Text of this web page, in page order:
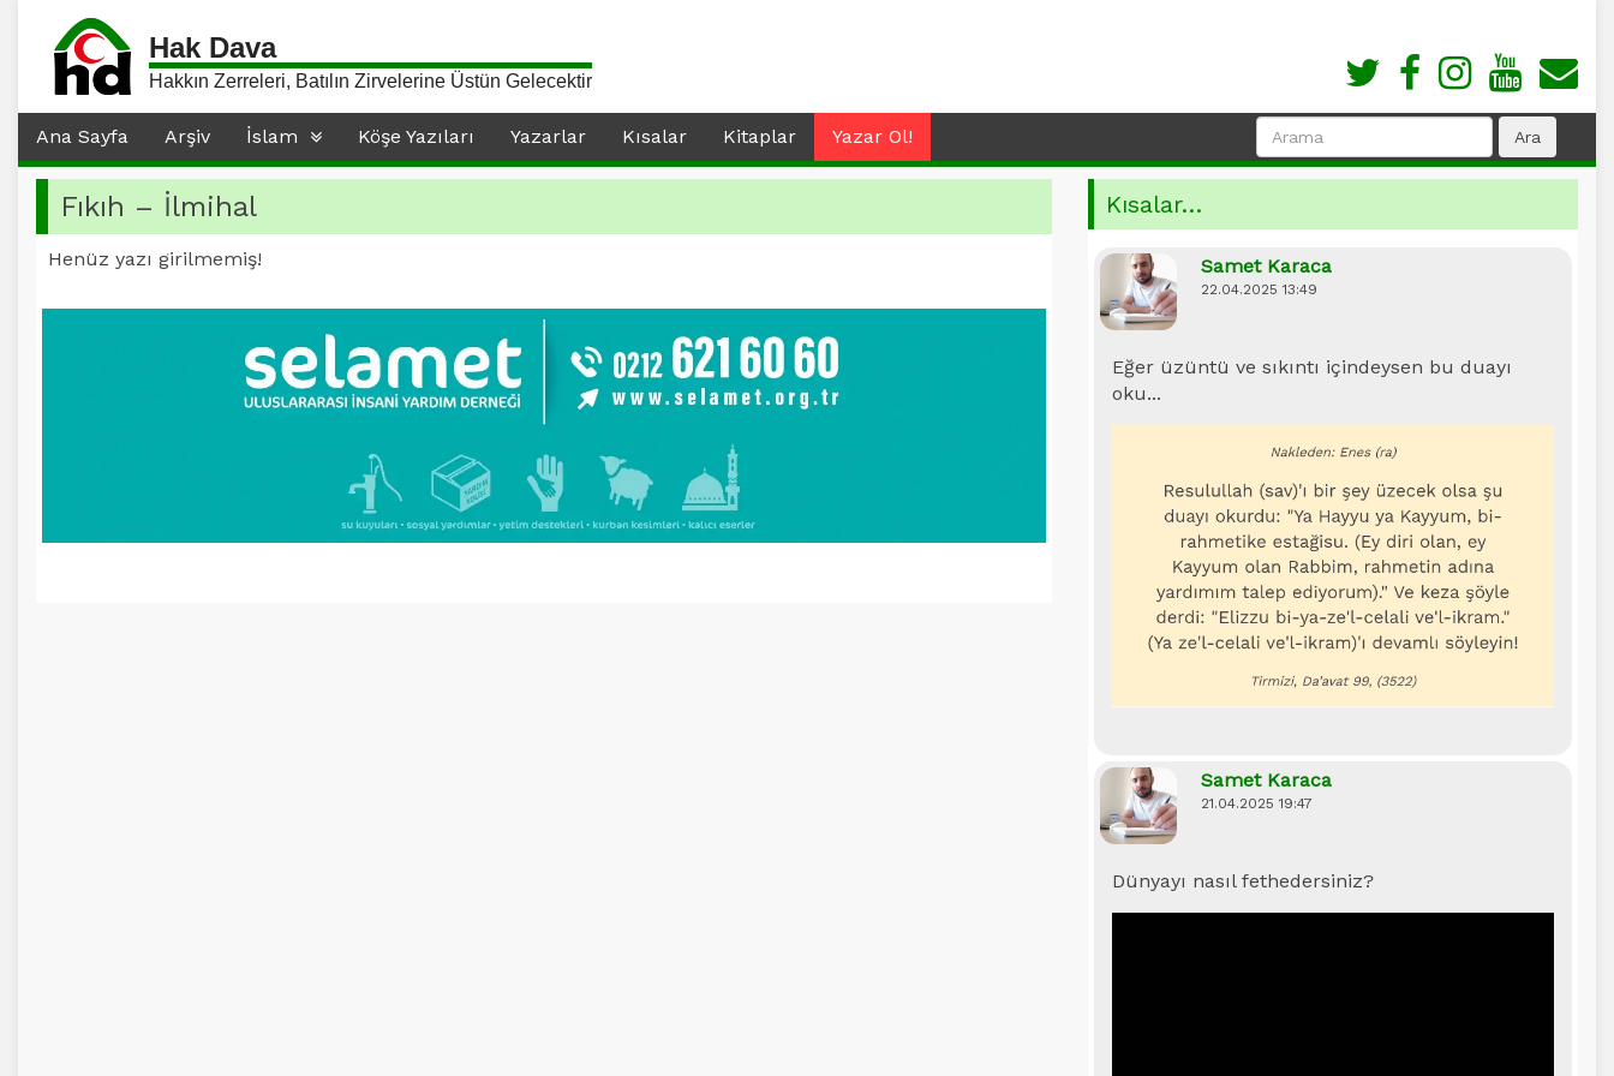
Hak Dava
Hakkın Zerreleri, Batılın Zirvelerine Üstün Gelecektir
Ana Sayfa Arşiv İslam Köşe Yazıları Yazarlar Kısalar Kitaplar Yazar Ol!
Fıkıh – İlmihal
Henüz yazı girilmemiş!
Kısalar…
Samet Karaca
22.04.2025 13:49
Eğer üzüntü ve sıkıntı içindeysen bu duayı
oku...
Samet Karaca
21.04.2025 19:47
Dünyayı nasıl fethedersiniz?